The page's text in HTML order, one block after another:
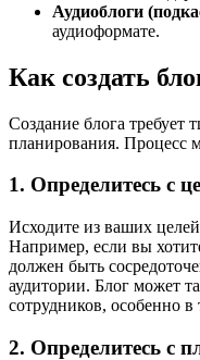
Аудиоблоги
аудиоформате.
Как создать
Создание блога требует
планирования. Процесс
1. Определитесь с
Исходите из ваших
Например, если вы
должен быть
аудитории. Блог может
сотрудников, особенно в
2. Определитесь с